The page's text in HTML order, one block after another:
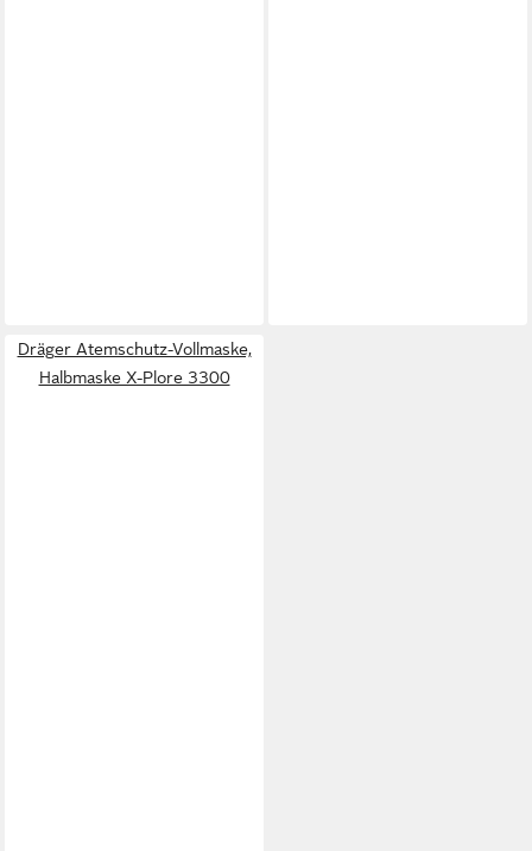
Dräger Atemschutz-Vollmaske,
Halbmaske X-Plore 3300